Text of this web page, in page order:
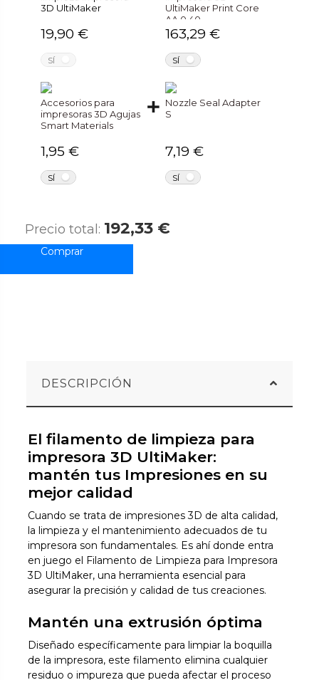
3D UltiMaker
19,90 €
SÍ
UltiMaker Print Core
AA 0.40
163,29 €
SÍ
Accesorios para
impresoras 3D Agujas
Smart Materials
1,95 €
SÍ
Nozzle Seal Adapter
S
7,19 €
SÍ
Precio total: 192,33 €
DESCRIPCIÓN
El filamento de limpieza para
impresora 3D UltiMaker:
mantén tus Impresiones en su
mejor calidad
Cuando se trata de impresiones 3D de alta calidad,
la limpieza y el mantenimiento adecuados de tu
impresora son fundamentales. Es ahí donde entra
en juego el Filamento de Limpieza para Impresora
3D UltiMaker, una herramienta esencial para
asegurar la precisión y calidad de tus creaciones.
Mantén una extrusión óptima
Diseñado específicamente para limpiar la boquilla
de la impresora, este filamento elimina cualquier
residuo o impureza que pueda afectar el proceso